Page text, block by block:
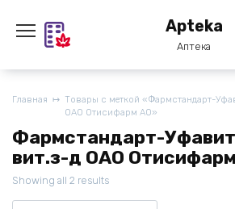
содержанию
Apteka
Аптека
Главная
Товары с меткой «Фармстандарт-
ОАО Отисифарм АО»
Фармстандарт-
вит.з-д ОАО
Showing all 2 results